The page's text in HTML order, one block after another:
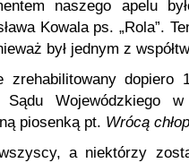
naszego apelu
Kowala ps. „Rola”.
był jednym z
zrehabilitowany
Sądu Wojewódzkiego
piosenką pt. Wrócą
a niektórzy